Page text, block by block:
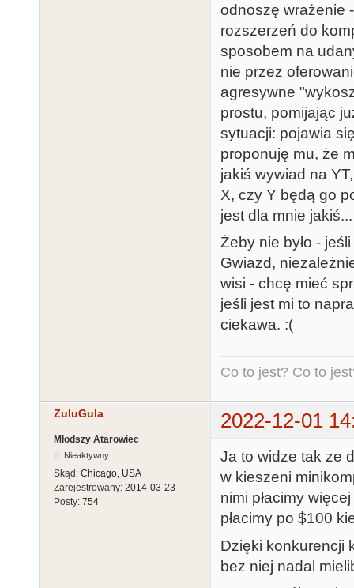
odnoszę wrażenie
rozszerzeń do
sposobem na
nie przez
agresywne
prostu, pomijając
sytuacji: pojawia
proponuję mu, że
jakiś wywiad na
X, czy Y będą go
jest dla mnie
Żeby nie było -
Gwiazd,
wisi - chcę mieć
jeśli jest mi to
ciekawa. :(
Co to jest? Co to
ZuluGula 2022-12-01
Młodszy Atarowiec
Nieaktywny
Skąd: Chicago, USA
Zarejestrowany: 2014-03-23
Posty: 754
Ja to widze tak ze
w kieszeni
nimi płacimy
płacimy po $100
Dzięki konkurencji
bez niej nadal